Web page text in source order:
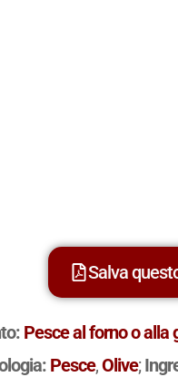
Salva
Pesce al forno o alla
Pesce,Olive;